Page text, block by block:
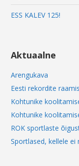
ESS KALEV 125!
Aktuaalne
Arengukava
Eesti rekordite
Kohtunike
Kohtunike
ROK sportlaste
Sportlased, kellele ei